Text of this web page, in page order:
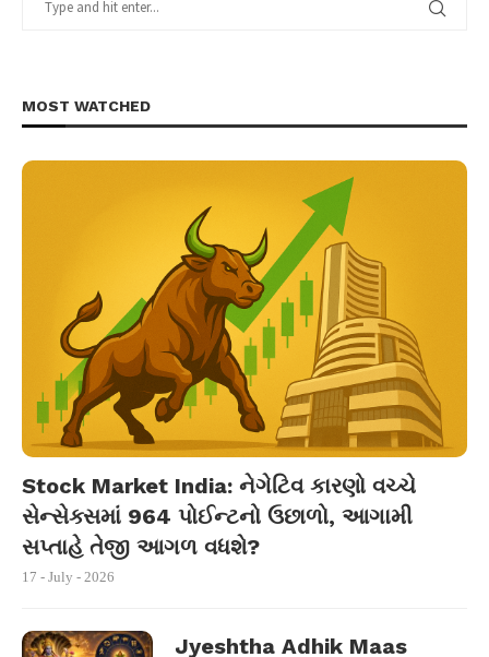
MOST WATCHED
Stock Market India: નેગેટિવ કારણો વચ્ચે
સેન્સેક્સમાં 964 પોઈન્ટનો ઉછાળો, આગામી
સપ્તાહે તેજી આગળ વધશે?
17 - July - 2026
Jyeshtha Adhik Maas